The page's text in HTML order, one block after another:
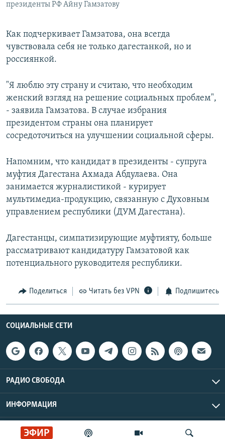
ЭФИР
президенты РФ Айну Гамзатову
Как подчеркивает Гамзатова, она всегда
чувствовала себя не только дагестанкой, но и
россиянкой.
"Я люблю эту страну и считаю, что необходим
женский взгляд на решение социальных проблем",
- заявила Гамзатова. В случае избрания
президентом страны она планирует
сосредоточиться на улучшении социальной сферы.
Напомним, что кандидат в президенты - супруга
муфтия Дагестана Ахмада Абдулаева. Она
занимается журналистикой - курирует
мультимедиа-продукцию, связанную с Духовным
управлением республики (ДУМ Дагестана).
Дагестанцы, симпатизирующие муфтияту, больше
рассматривают кандидатуру Гамзатовой как
потенциального руководителя республики.
Поделиться Читать без VPN Подпишитесь
СОЦИАЛЬНЫЕ СЕТИ
РАДИО СВОБОДА
ИНФОРМАЦИЯ
Радио Свобода © 2026 RFE/RL, Inc. | Все права защищены.